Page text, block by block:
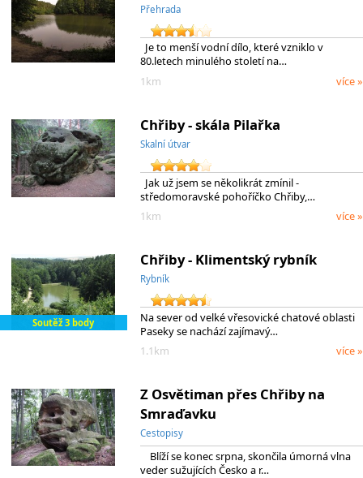
Přehrada
Je to menší vodní dílo, které vzniklo v
80.letech minulého století na…
1km
více »
Chřiby - skála Pilařka
Skalní útvar
Jak už jsem se několikrát zmínil -
středomoravské pohoříčko Chřiby,…
1km
více »
Soutěž 3 body
Chřiby - Klimentský rybník
Rybník
Na sever od velké vřesovické chatové oblasti
Paseky se nachází zajímavý…
1.1km
více »
Z Osvětiman přes Chřiby na
Smraďavku
Cestopisy
Blíží se konec srpna, skončila úmorná vlna
veder sužujících Česko a r…